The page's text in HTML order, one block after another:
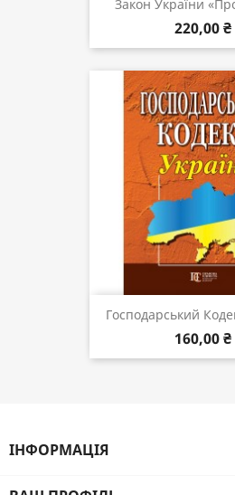
Закон України
220,00 ₴
Господарський
160,00 ₴
ІНФОРМАЦІЯ